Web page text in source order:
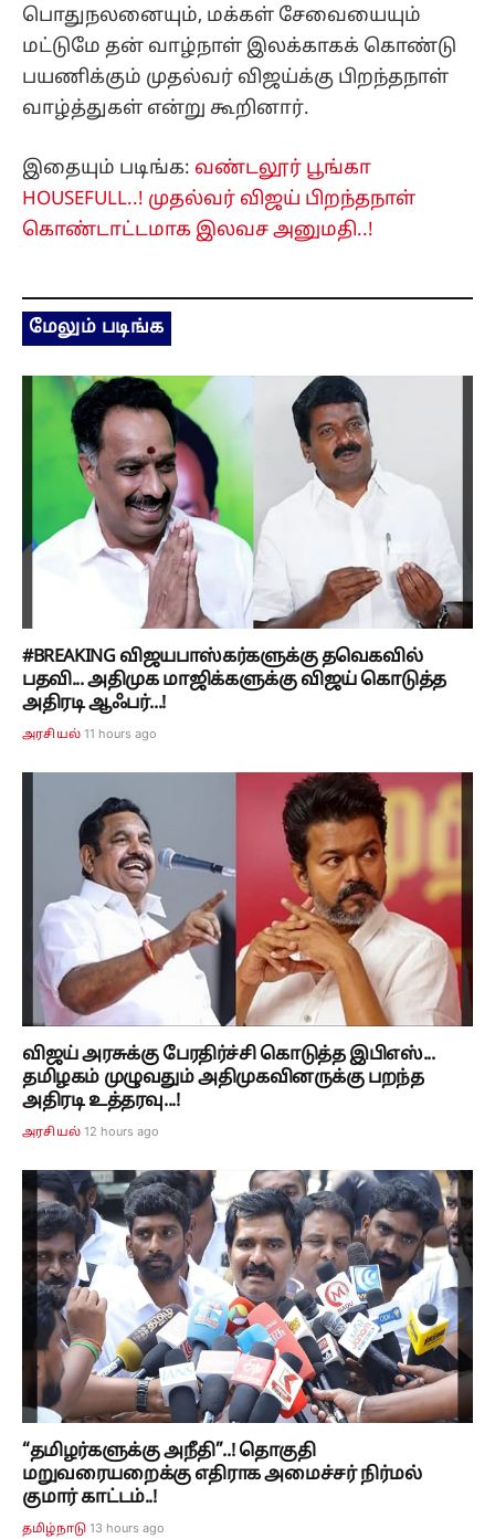
பொதுநலனையும், மக்கள் சேவையையும்
மட்டுமே தன் வாழ்நாள் இலக்காகக் கொண்டு
பயணிக்கும் முதல்வர் விஜய்க்கு பிறந்தநாள்
வாழ்த்துகள் என்று கூறினார்.
இதையும் படிங்க: வண்டலூர் பூங்கா
HOUSEFULL..! முதல்வர் விஜய் பிறந்தநாள்
கொண்டாட்டமாக இலவச அனுமதி..!
மேலும் படிங்க
#BREAKING விஜயபாஸ்கர்களுக்கு தவெகவில்
பதவி... அதிமுக மாஜிக்களுக்கு விஜய் கொடுத்த
அதிரடி ஆஃபர்...!
அரசியல் 11 hours ago
விஜய் அரசுக்கு பேரதிர்ச்சி கொடுத்த இபிஎஸ்...
தமிழகம் முழுவதும் அதிமுகவினருக்கு பறந்த
அதிரடி உத்தரவு...!
அரசியல் 12 hours ago
“தமிழர்களுக்கு அநீதி”..! தொகுதி
மறுவரையறைக்கு எதிராக அமைச்சர் நிர்மல்
குமார் காட்டம்..!
தமிழ்நாடு 13 hours ago